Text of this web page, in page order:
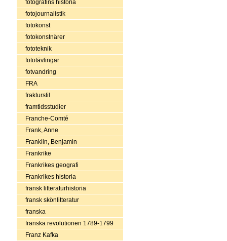
fotografins historia
fotojournalistik
fotokonst
fotokonstnärer
fototeknik
fototävlingar
fotvandring
FRA
frakturstil
framtidsstudier
Franche-Comté
Frank, Anne
Franklin, Benjamin
Frankrike
Frankrikes geografi
Frankrikes historia
fransk litteraturhistoria
fransk skönlitteratur
franska
franska revolutionen 1789-1799
Franz Kafka